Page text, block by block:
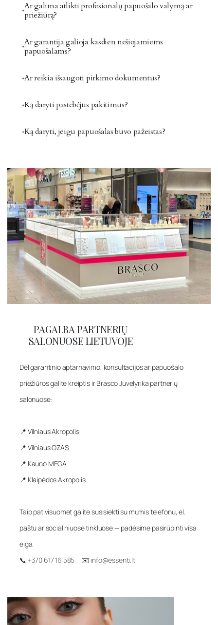
Ar galima atlikti profesionalų papuošalo valymą ar
priežiūrą?
Ar garantija galioja kasdien nešiojamiems
papuošalams?
Ar reikia išsaugoti pirkimo dokumentus?
Ką daryti pastebėjus pakitimus?
Ką daryti, jeigu papuošalas buvo pažeistas?
PAGALBA PARTNERIŲ
SALONUOSE LIETUVOJE
Dėl garantinio aptarnavimo, konsultacijos ar papuošalo
priežiūros galite kreiptis ir Brasco Juvelyrika partnerių
salonuose:
📍 Vilniaus Akropolis
📍 Vilniaus OZAS
📍 Kauno MEGA
📍 Klaipėdos Akropolis
Taip pat visuomet galite susisiekti su mumis telefonu, el.
paštu ar socialiniuose tinkluose — padėsime pasirūpinti visa
eiga.
📞 +370 617 16 585 ✉️ info@essenti.lt